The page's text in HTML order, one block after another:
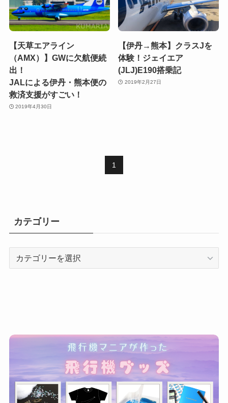
【天草エアライン
（AMX）】GWに欠航便続
出！
JALによる伊丹・熊本便の
救済支援がすごい！
2019年4月30日
【伊丹→熊本】クラスJを
体験！ジェイエア
(JLJ)E190搭乗記
2019年2月27日
1
カテゴリー